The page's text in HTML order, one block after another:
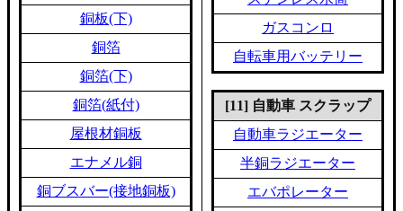
銅板(下)
銅箔
銅箔(下)
銅箔(紙付)
屋根材銅板
エナメル銅
銅ブスバー(接地銅板)
ガスコンロ
自転車用バッテリー
[11] 自動車 スクラップ
自動車ラジエーター
半銅ラジエーター
エバポレーター